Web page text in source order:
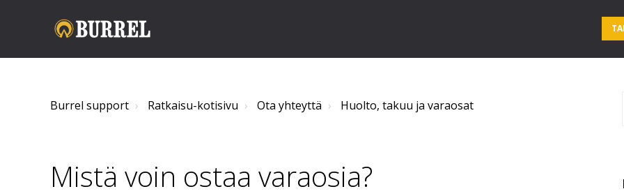
Burrel support Ratkaisu-kotisivu Ota yhteyttä Huolto, takuu ja varaosat
Mistä voin ostaa varaosia?